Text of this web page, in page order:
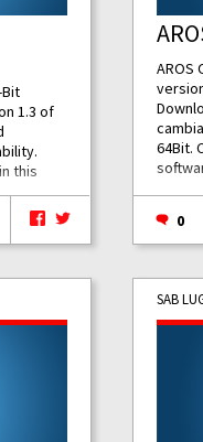
Bit
1.3 of
this
AROS
64Bit.
0
SAB